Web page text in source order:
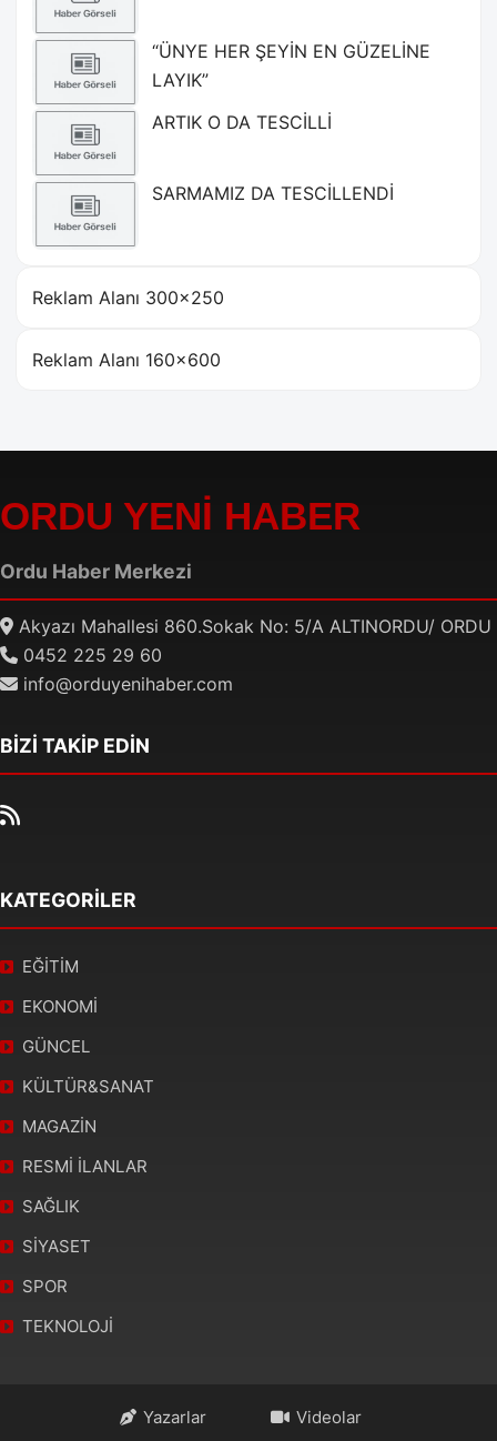
“ÜNYE HER ŞEYİN EN GÜZELİNE
LAYIK”
ARTIK O DA TESCİLLİ
SARMAMIZ DA TESCİLLENDİ
Reklam Alanı 300×250
Reklam Alanı 160×600
ORDU YENİ HABER
Ordu Haber Merkezi
Akyazı Mahallesi 860.Sokak No: 5/A ALTINORDU/ ORDU
0452 225 29 60
info@orduyenihaber.com
BİZİ TAKİP EDİN
KATEGORİLER
EĞİTİM
EKONOMİ
GÜNCEL
KÜLTÜR&SANAT
MAGAZİN
RESMİ İLANLAR
SAĞLIK
SİYASET
SPOR
TEKNOLOJİ
Yazarlar Videolar